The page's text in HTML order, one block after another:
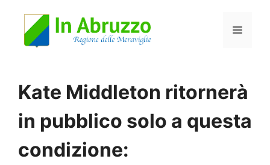
Menu
Kate Middleton ritornerà
in pubblico solo a questa
condizione: